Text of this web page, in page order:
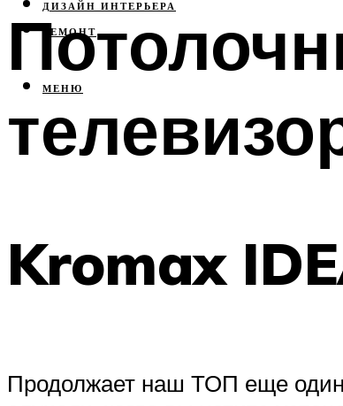
ДИЗАЙН ИНТЕРЬЕРА
РЕМОНТ
МЕНЮ
Kromax
Продолжает наш ТОП еще один